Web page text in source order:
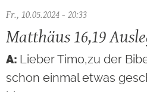
Fr., 10.05.2024 - 20:33
Matthäus 16,19
Lieber Timo,zu der
schon einmal etwas